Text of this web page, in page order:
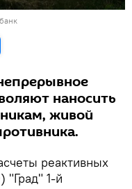
наносить
живой
реактивных
"Град" 1-й